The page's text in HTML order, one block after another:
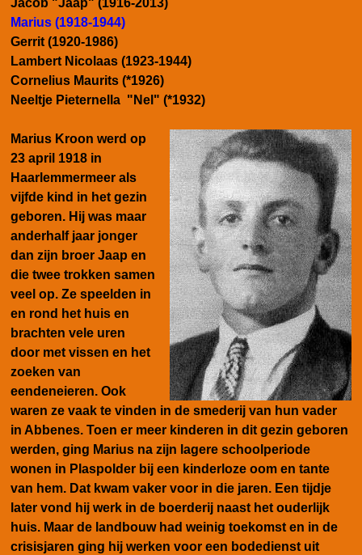
Jacob "Jaap" (1916-2013)
Marius (1918-1944)
Gerrit (1920-1986)
Lambert Nicolaas (1923-1944)
Cornelius Maurits (*1926)
Neeltje Pieternella "Nel" (*1932)
Marius Kroon werd op
23 april 1918 in
Haarlemmermeer als
vijfde kind in het gezin
geboren. Hij was maar
anderhalf jaar jonger
dan zijn broer Jaap en
die twee trokken samen
veel op. Ze speelden in
en rond het huis en
brachten vele uren
door met vissen en het
zoeken van
eendeneieren. Ook
waren ze vaak te vinden in de smederij van hun vader
in Abbenes. Toen er meer kinderen in dit gezin geboren
werden, ging Marius na zijn lagere schoolperiode
wonen in Plaspolder bij een kinderloze oom en tante
van hem. Dat kwam vaker voor in die jaren. Een tijdje
later vond hij werk in de boerderij naast het ouderlijk
huis. Maar de landbouw had weinig toekomst en in de
crisisjaren ging hij werken voor een bodedienst uit